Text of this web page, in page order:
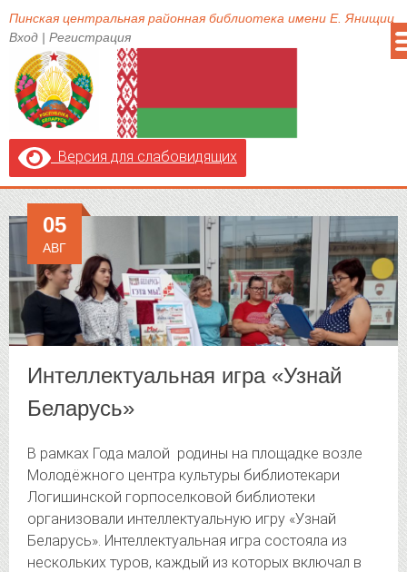
Пинская центральная районная библиотека имени Е. Янищиц
Вход | Регистрация
Версия для слабовидящих
Интеллектуальная игра «Узнай
Беларусь»
05
АВГ
В рамках Года малой родины на площадке возле
Молодёжного центра культуры библиотекари
Логишинской горпоселковой библиотеки
организовали интеллектуальную игру «Узнай
Беларусь». Интеллектуальная игра состояла из
нескольких туров, каждый из которых включал в